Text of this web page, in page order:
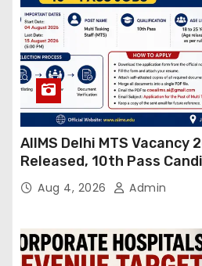
AIIMS Delhi MTS
Released, 10th Pass
Through Email
Aug 4, 2026 Admin